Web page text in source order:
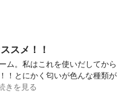
スメ！！
ム。私はこれを使いだしてから
！とにかく匂いが色んな種類が
きを見る